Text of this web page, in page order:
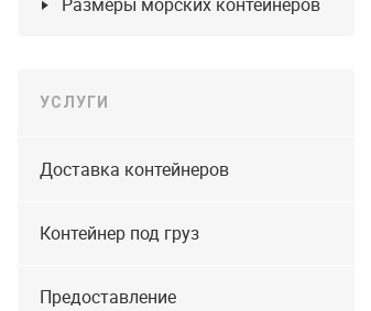
УСЛУГИ
Доставка контейнеров
Контейнер под груз
Предоставление